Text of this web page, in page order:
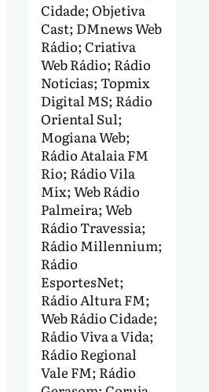
Cidade; Objetiva
Cast; DMnews Web
Rádio; Criativa
Web Rádio; Rádio
Notícias; Topmix
Digital MS; Rádio
Oriental Sul;
Mogiana Web;
Rádio Atalaia FM
Rio; Rádio Vila
Mix; Web Rádio
Palmeira; Web
Rádio Travessia;
Rádio Millennium;
Rádio
EsportesNet;
Rádio Altura FM;
Web Rádio Cidade;
Rádio Viva a Vida;
Rádio Regional
Vale FM; Rádio